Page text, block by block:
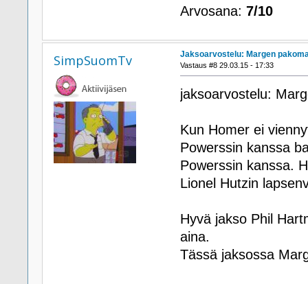
Arvosana: 7/10
SimpSuomTv Jaksoarvostelu: Margen
Vastaus #8 29.03.15 - 17:33
jaksoarvostelu:
Kun Homer ei
Powerssin kanssa
Powerssin kanssa.
Lionel Hutzin
Hyvä jakso Phil
aina.
Tässä jaksossa